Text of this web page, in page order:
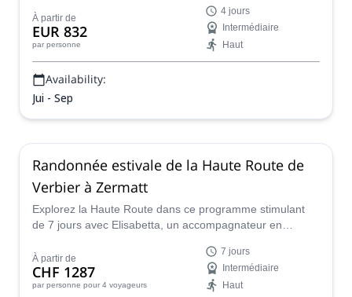
montagne confortables et dégustez de bons plats chaque
soir après avoir exploré ce lieu magnifique pendant la
journée.
À partir de
EUR 832
par personne
4 jours
Intermédiaire
Haut
Availability:
Jui - Sep
Randonnée estivale de la Haute Route de
Verbier à Zermatt
Explorez la Haute Route dans ce programme stimulant
de 7 jours avec Elisabetta, un accompagnateur en
Alpes suisses en été.
À partir de
CHF 1287
par personne pour 4 voyageurs
7 jours
Intermédiaire
Haut